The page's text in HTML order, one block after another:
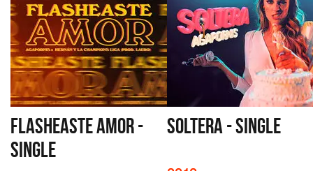
FLASHEASTE AMOR -
SINGLE
SOLTERA - SINGLE